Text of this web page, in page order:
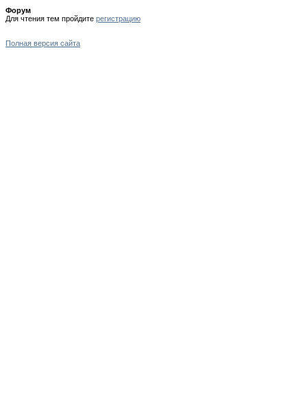
Форум
Для чтения тем пройдите регистрацию
Полная версия сайта